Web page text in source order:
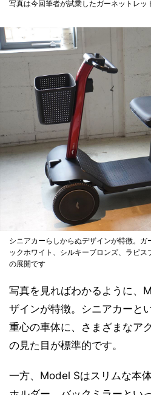
写真は今回筆者が試乗したガーネットレッ
シニアカーらしからぬデザインが特徴。
ックホワイト、シルキーブロンズ、ラピ
の展開です
写真を見ればわかるように、
ザインが特徴。シニアカーと
重心の車体に、さまざまなア
の見た目が標準的です。
一方、Model Sはスリムな本